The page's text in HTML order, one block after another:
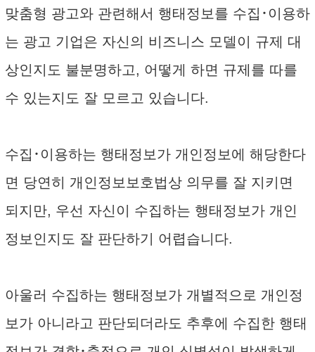
맞춤형 광고와 관련해서 행태정보를 수집･이용하
는 광고 기업은 자신의 비즈니스 모델이 규제 대
상인지도 불분명하고, 어떻게 하면 규제를 따를
수 있는지도 잘 모르고 있습니다.
수집･이용하는 행태정보가 개인정보에 해당한다
면 당연히 개인정보보호법상 의무를 잘 지키면
되지만, 우선 자신이 수집하는 행태정보가 개인
정보인지도 잘 판단하기 어렵습니다.
아울러 수집하는 행태정보가 개별적으로 개인정
보가 아니라고 판단되더라도 추후에 수집한 행태